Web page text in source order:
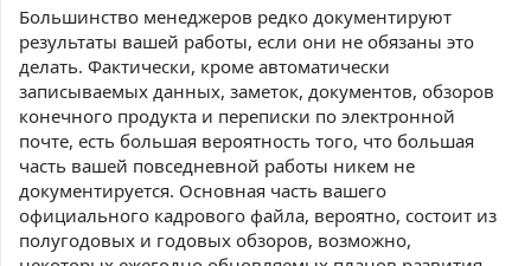
Большинство менеджеров редко документируют
результаты вашей работы, если они не обязаны это
делать. Фактически, кроме автоматически
записываемых данных, заметок, документов, обзоров
конечного продукта и переписки по электронной
почте, есть большая вероятность того, что большая
часть вашей повседневной работы никем не
документируется. Основная часть вашего
официального кадрового файла, вероятно, состоит из
полугодовых и годовых обзоров, возможно,